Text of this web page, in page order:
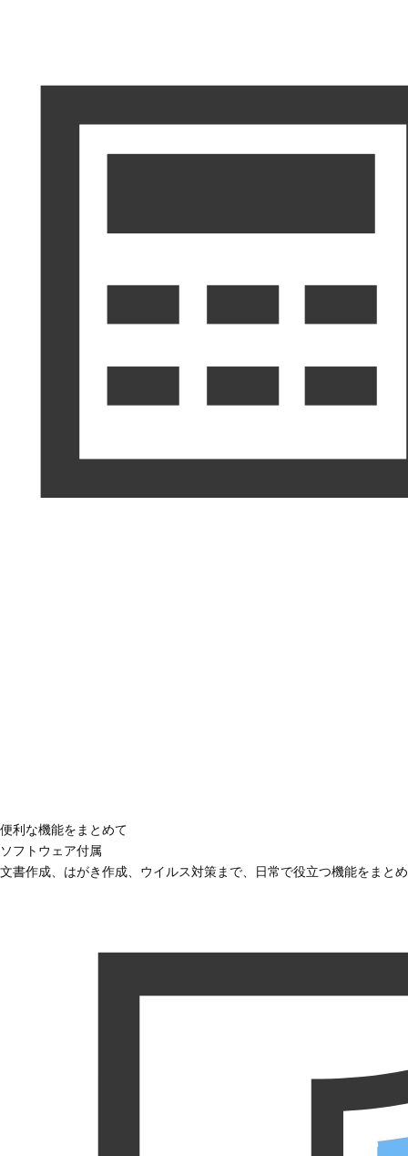
便利な機能をまとめて
ソフトウェア付属
文書作成、はがき作成、ウイルス対策まで、日常で役立つ機能をまと